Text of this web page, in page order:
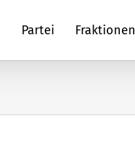
Partei Fraktionen